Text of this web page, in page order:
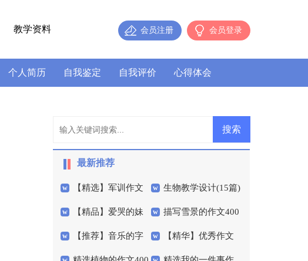
教学资料 会员登录
会员注册
个人简历 自我鉴定 自我评价 心得体会
最新推荐
【精选】军训作文
600字集合九篇
生物教学设计(15篇)
【精品】爱哭的妹
妹作文300字四篇
描写雪景的作文400
字3篇
【推荐】音乐的字 【精华】优秀作文